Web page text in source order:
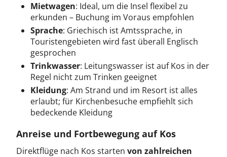
Mietwagen: Ideal, um die Insel flexibel zu
erkunden – Buchung im Voraus empfohlen
Sprache: Griechisch ist Amtssprache, in
Touristengebieten wird fast überall Englisch
gesprochen
Trinkwasser: Leitungswasser ist auf Kos in der
Regel nicht zum Trinken geeignet
Kleidung: Am Strand und im Resort ist alles
erlaubt; für Kirchenbesuche empfiehlt sich
bedeckende Kleidung
Anreise und Fortbewegung auf Kos
Direktflüge nach Kos starten von zahlreichen